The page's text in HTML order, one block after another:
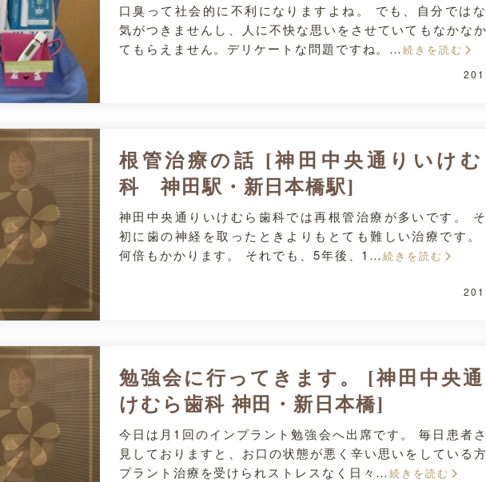
口臭って社会的に不利になりますよね。 でも、自分では
気がつきませんし、人に不快な思いをさせていてもなかな
てもらえません。デリケートな問題ですね。…続きを読む
根管治療の話 [神田中央通りいけむ
科 神田駅・新日本橋駅]
神田中央通りいけむら歯科では再根管治療が多いです。
初に歯の神経を取ったときよりもとても難しい治療です。
何倍もかかります。 それでも、5年後、1…続きを読む
勉強会に行ってきます。 [神田中央
けむら歯科 神田・新日本橋]
今日は月1回のインプラント勉強会へ出席です。 毎日患者
見しておりますと、お口の状態が悪く辛い思いをしている
プラント治療を受けられストレスなく日々…続きを読む